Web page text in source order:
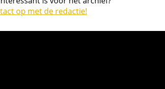
op met de redactie!